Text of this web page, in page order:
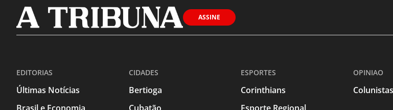
ASSINE
EDITORIAS
Últimas Notícias
CIDADES
Bertioga
ESPORTES
Corinthians
OPINIAO
Colunistas